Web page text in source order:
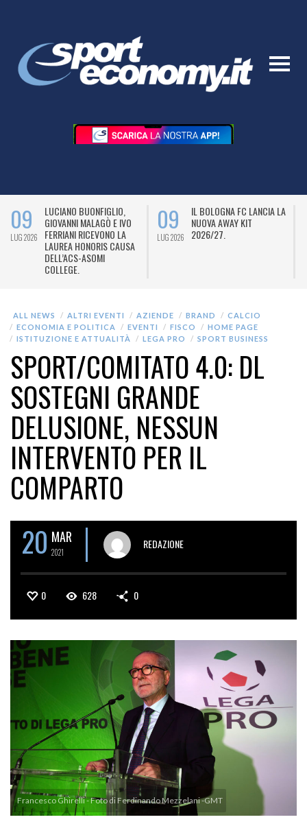
09
LUG 2026
LUCIANO BUONFIGLIO,
GIOVANNI MALAGÒ E IVO
FERRIANI RICEVONO LA
LAUREA HONORIS CAUSA
DELL’ACS-ASOMI
COLLEGE.
09
LUG 2026
IL BOLOGNA FC LANCIA LA
NUOVA AWAY KIT
2026/27.
ALL NEWS ALTRI EVENTI AZIENDE BRAND
CALCIO
ECONOMIA E POLITICA
EVENTI FISCO
HOME PAGE
ISTITUZIONE E ATTUALITÀ
LEGA PRO SPORT BUSINESS
SPORT/COMITATO 4.0: DL
SOSTEGNI GRANDE
DELUSIONE, NESSUN
INTERVENTO PER IL
COMPARTO
20 MAR
2021
REDAZIONE
0 628 0
Francesco Ghirelli - Foto di Ferdinando Mezzelani -GMT